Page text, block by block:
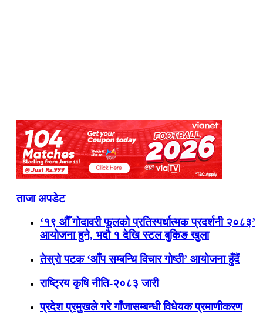
ताजा अपडेट
‘१९ औँ गोदावरी फूलको प्रतिस्पर्धात्मक प्रदर्शनी २०८३’
आयोजना हुने, भदौ १ देखि स्टल बुकिङ खुला
तेस्रो पटक ‘आँप सम्बन्धि विचार गोष्ठी’ आयोजना हुँदैं
राष्ट्रिय कृषि नीति-२०८३ जारी
प्रदेश प्रमुखले गरे गाँजासम्बन्धी विधेयक प्रमाणीकरण